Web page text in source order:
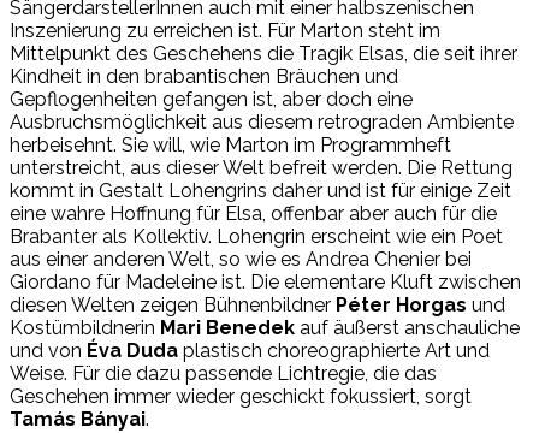
SängerdarstellerInnen auch mit einer halbszenischen
Inszenierung zu erreichen ist. Für Marton steht im
Mittelpunkt des Geschehens die Tragik Elsas, die seit ihrer
Kindheit in den brabantischen Bräuchen und
Gepflogenheiten gefangen ist, aber doch eine
Ausbruchsmöglichkeit aus diesem retrograden Ambiente
herbeisehnt. Sie will, wie Marton im Programmheft
unterstreicht, aus dieser Welt befreit werden. Die Rettung
kommt in Gestalt Lohengrins daher und ist für einige Zeit
eine wahre Hoffnung für Elsa, offenbar aber auch für die
Brabanter als Kollektiv. Lohengrin erscheint wie ein Poet
aus einer anderen Welt, so wie es Andrea Chenier bei
Giordano für Madeleine ist. Die elementare Kluft zwischen
diesen Welten zeigen Bühnenbildner Péter Horgas und
Kostümbildnerin Mari Benedek auf äußerst anschauliche
und von Éva Duda plastisch choreographierte Art und
Weise. Für die dazu passende Lichtregie, die das
Geschehen immer wieder geschickt fokussiert, sorgt
Tamás Bányai.